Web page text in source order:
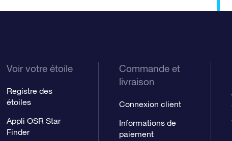
Voir votre étoile
Registre des
étoiles
Appli OSR Star
Finder
Commande et
livraison
Connexion client
Informations de
paiement